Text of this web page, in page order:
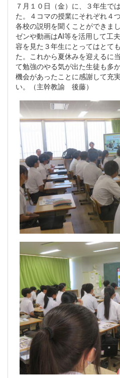
７月１０日（金）に、３年生で
た。４コマの授業にそれぞれ４
各校の説明を聞くことができま
ゼンや動画はAI等を活用して工
容を見た３年生にとってはとて
た。これから夏休みを迎えるに
て勉強のやる気が出た生徒も多
機会があったことに感謝して充
い。（主幹教諭 後藤）